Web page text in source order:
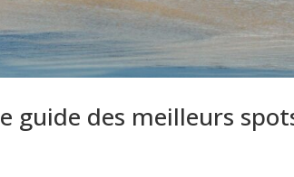
guide des meilleurs